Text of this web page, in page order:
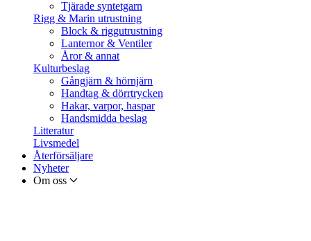
Tjärade syntetgarn
Rigg & Marin utrustning
Block & riggutrustning
Lanternor & Ventiler
Åror & annat
Kulturbeslag
Gångjärn & hörnjärn
Handtag & dörrtrycken
Hakar, varpor, haspar
Handsmidda beslag
Litteratur
Livsmedel
Återförsäljare
Nyheter
Om oss